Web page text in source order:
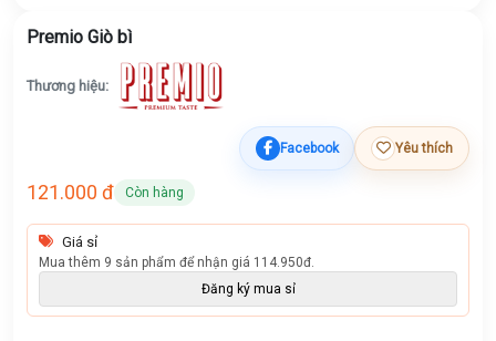
Premio Giò bì
Thương hiệu:
Facebook Yêu thích
121.000 đ Còn hàng
Giá sỉ
Mua thêm 9 sản phẩm để nhận giá 114.950đ.
Đăng ký mua sỉ